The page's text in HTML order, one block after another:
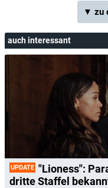
▼ zu
auch interessant
UPDATE "Lioness":
dritte Staffel